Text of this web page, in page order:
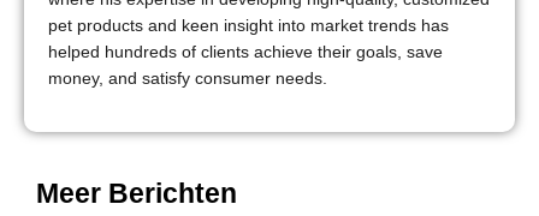
pet products and keen insight into market trends has
helped hundreds of clients achieve their goals, save
money, and satisfy consumer needs.
Meer Berichten